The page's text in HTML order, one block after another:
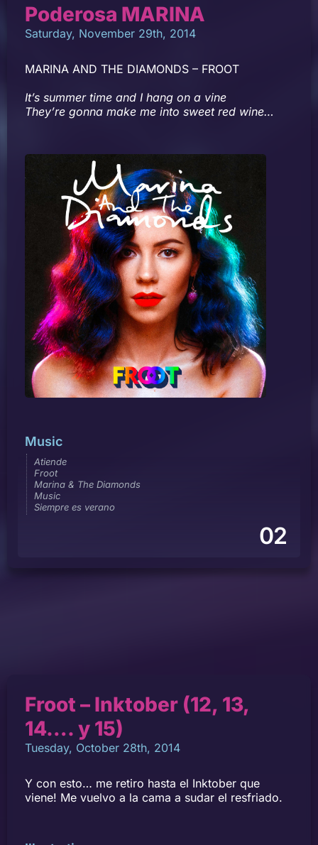
Poderosa MARINA
Saturday, November 29th, 2014
MARINA AND THE DIAMONDS – FROOT
It’s summer time and I hang on a vine
They’re gonna make me into sweet red wine…
Music
Atiende
Froot
Marina & The Diamonds
Music
Siempre es verano
02
Froot – Inktober (12, 13,
14…. y 15)
Tuesday, October 28th, 2014
Y con esto… me retiro hasta el Inktober que
viene! Me vuelvo a la cama a sudar el resfriado.